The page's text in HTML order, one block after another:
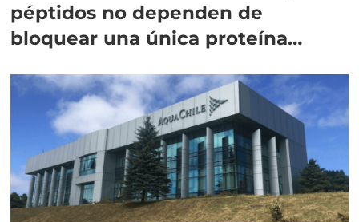
péptidos no dependen de
bloquear una única proteína